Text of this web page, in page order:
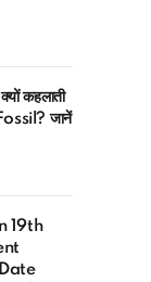
क्यों कहलाती
जानें
19th